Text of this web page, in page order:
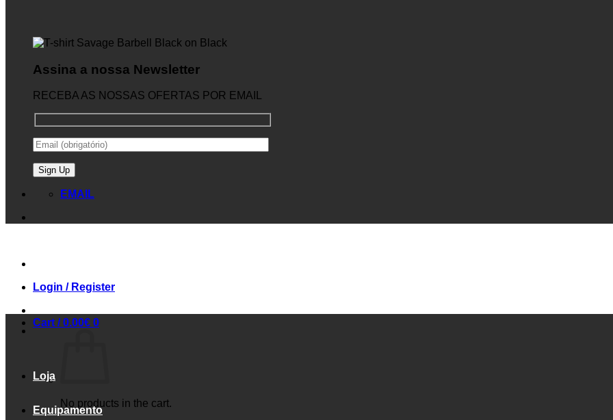
Assina a nossa Newsletter
RECEBA AS NOSSAS OFERTAS POR EMAIL
EMAIL
Login / Register
Cart /0.00€ 0
No products in the cart.
Loja
Equipamento